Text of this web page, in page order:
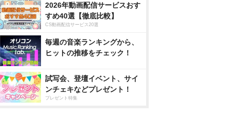
2026年動画配信サービスおす
すめ40選【徹底比較】
CS動画配信サービス20選
毎週の音楽ランキングから、
ヒットの推移をチェック！
試写会、登壇イベント、サイ
ンチェキなどプレゼント！
プレゼント特集